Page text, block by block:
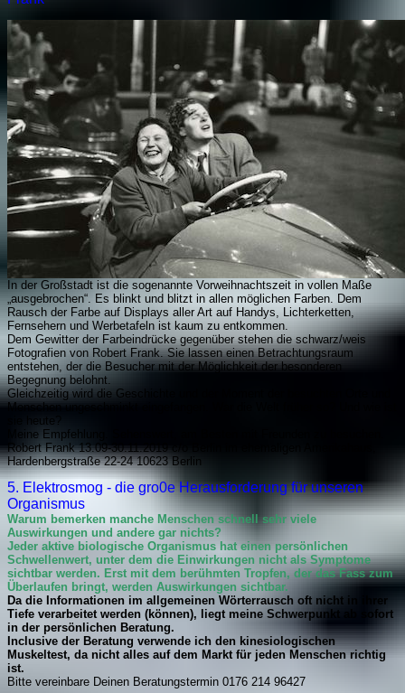
In der Großstadt ist die sogenannte Vorweihnachtszeit in vollen Maße
„ausgebrochen“. Es blinkt und blitzt in allen möglichen Farben. Dem
Rausch der Farbe auf Displays aller Art auf Handys, Lichterketten,
Fernsehern und Werbetafeln ist kaum zu entkommen.
Dem Gewitter der Farbeindrücke gegenüber stehen die schwarz/weis
Fotografien von Robert Frank. Sie lassen einen Betrachtungsraum
entstehen, der die Besucher mit der Möglichkeit der besonderen
Begegnung belohnt.
Gleichzeitig wird die Geschichte und der Moment der besuchten Orte und
Menschen ungeschminkt eingefangen. War die Welt früher so? Und wie ist
sie heute?
Meine Empfehlung. Sehenswert, am Besten mit Freunden zu besuchen.
Robert Frank 13.09-30.11.2019 c/o Berlin im ehemaligen Amerikahaus,
Hardenbergstraße 22-24 10623 Berlin
5. Elektrosmog - die gro0e Herausforderung für unseren
Organismus
Warum bemerken manche Menschen schnell sehr viele
Auswirkungen und andere gar nichts?
Jeder aktive biologische Organismus hat einen persönlichen
Schwellenwert, unter dem die Einwirkungen nicht als Symptome
sichtbar werden. Erst mit dem berühmten Tropfen, der das Fass zum
Überlaufen bringt, werden Auswirkungen sichtbar.
Da die Informationen im allgemeinen Wörterrausch oft nicht in ihrer
Tiefe verarbeitet werden (können), liegt meine Schwerpunkt ab sofort
in der persönlichen Beratung.
Inclusive der Beratung verwende ich den kinesiologischen
Muskeltest, da nicht alles auf dem Markt für jeden Menschen richtig
ist.
Bitte vereinbare Deinen Beratungstermin 0176 214 96427